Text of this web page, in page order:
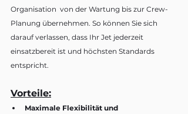
Organisation  von der Wartung bis zur Crew-
Planung übernehmen. So können Sie sich
darauf verlassen, dass Ihr Jet jederzeit
einsatzbereit ist und höchsten Standards
entspricht.
Vorteile:
Maximale Flexibilität und